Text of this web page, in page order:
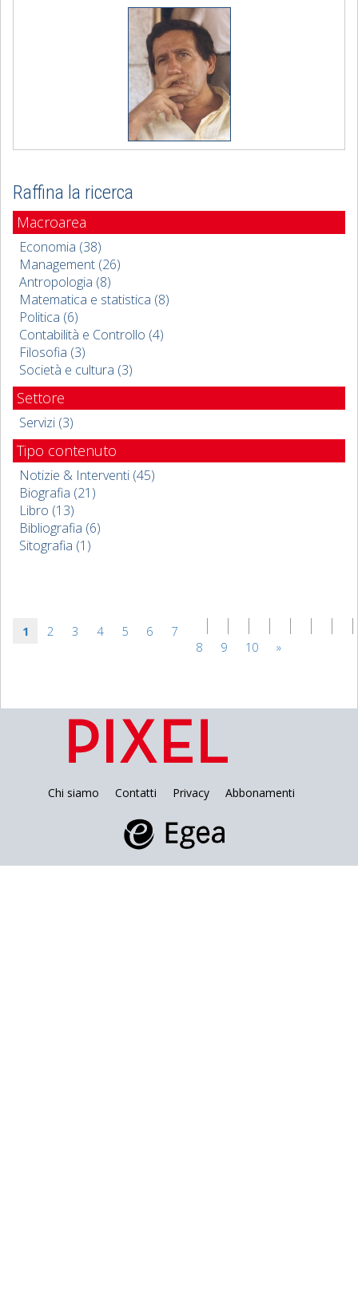
Raffina la ricerca
Macroarea
Economia (38)
Management (26)
Antropologia (8)
Matematica e statistica (8)
Politica (6)
Contabilità e Controllo (4)
Filosofia (3)
Società e cultura (3)
Settore
Servizi (3)
Tipo contenuto
Notizie & Interventi (45)
Biografia (21)
Libro (13)
Bibliografia (6)
Sitografia (1)
1 2 3 4 5 6
7
8
9 10 »
Chi siamo Contatti Privacy Abbonamenti